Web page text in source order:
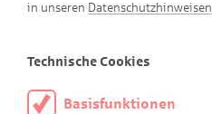
in unseren Datenschutzhinweisen
Technische Cookies
Basisfunktionen